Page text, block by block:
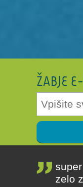
ŽABJE
zelo